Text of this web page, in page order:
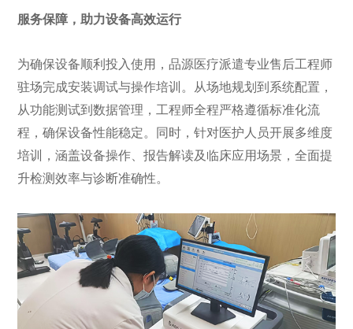
服务保障，助力设备高效运行
为确保设备顺利投入使用，品源医疗派遣专业售后工程师
驻场完成安装调试与操作培训。从场地规划到系统配置，
从功能测试到数据管理，工程师全程严格遵循标准化流
程，确保设备性能稳定。同时，针对医护人员开展多维度
培训，涵盖设备操作、报告解读及临床应用场景，全面提
升检测效率与诊断准确性。